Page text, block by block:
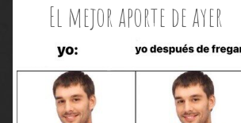
El mejor aporte de ayer